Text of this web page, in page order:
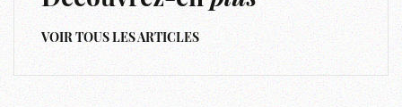
VOIR TOUS LES ARTICLES